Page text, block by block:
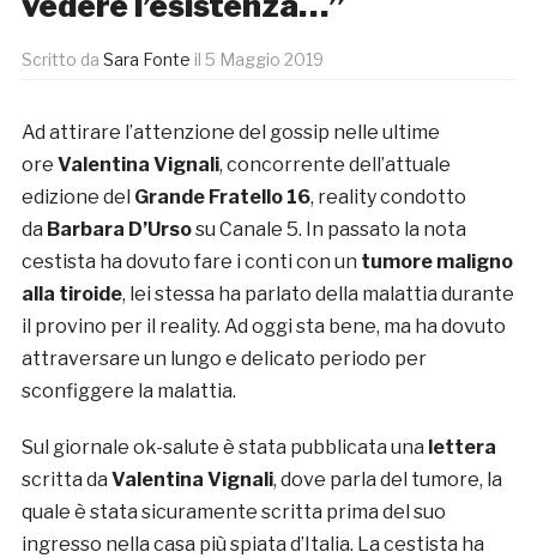
Scritto da Sara Fonte il 5 Maggio 2019
Ad attirare l’attenzione del gossip nelle ultime
ore Valentina Vignali, concorrente dell’attuale
edizione del Grande Fratello 16, reality condotto
da Barbara D’Ursosu Canale 5. In passato la nota
cestista ha dovuto fare i conti con un tumore maligno
alla tiroide, lei stessa ha parlato della malattia durante
il provino per il reality. Ad oggi sta bene, ma ha dovuto
attraversare un lungo e delicato periodo per
sconfiggere la malattia.
Sul giornale ok-salute è stata pubblicata una lettera
scritta da Valentina Vignali, dove parla del tumore, la
quale è stata sicuramente scritta prima del suo
ingresso nella casa più spiata d’Italia. La cestista ha